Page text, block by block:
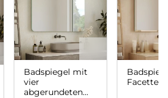
Badspiegel mit
vier
abgerundeten
Facette –